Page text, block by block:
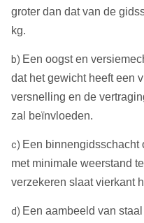
groter dan dat van de
kg.
b) Een oogst en
dat het gewicht heeft een
versnelling en de
zal beïnvloeden.
c) Een binnengidsschacht
met minimale weerstand
verzekeren slaat vierkant
d) Een aambeeld van